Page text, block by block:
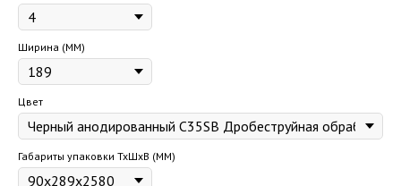
Ширина (ММ)
Цвет
Габариты упаковки ТхШхВ (ММ)